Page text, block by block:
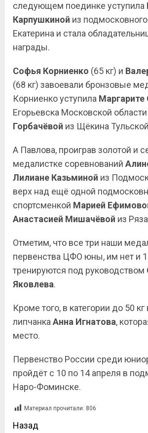
следующем поединке уступила
Карпушкиной из
Екатерина и стала
награды.
Софья Корниенко (65 кг) и
(68 кг) завоевали бронзовые
Корниенко уступила Маргарите
Егорьевска Московской
Горбачёвой из Щёкина
А Павлова, проиграв золотой и
медалистке соревнований
Лилиане Казьминой из
верх над ещё одной
спортсменкой Марией
Анастасией Мишачёвой из
Отметим, что все три наши
первенства ЦФО юны, им нет и
тренируются под руководством
Яковлева.
Кроме того, в категории до 50
липчанка Анна Игнатова,
место.
Первенство России среди
пройдёт с 10 по 14 апреля в
Наро-Фоминске.
Материал прочитали: 806
Назад